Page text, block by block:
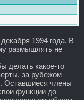
1994 года. В
размышлять не
делать какое-то
за рубежом
Оставшиеся члены
функции до